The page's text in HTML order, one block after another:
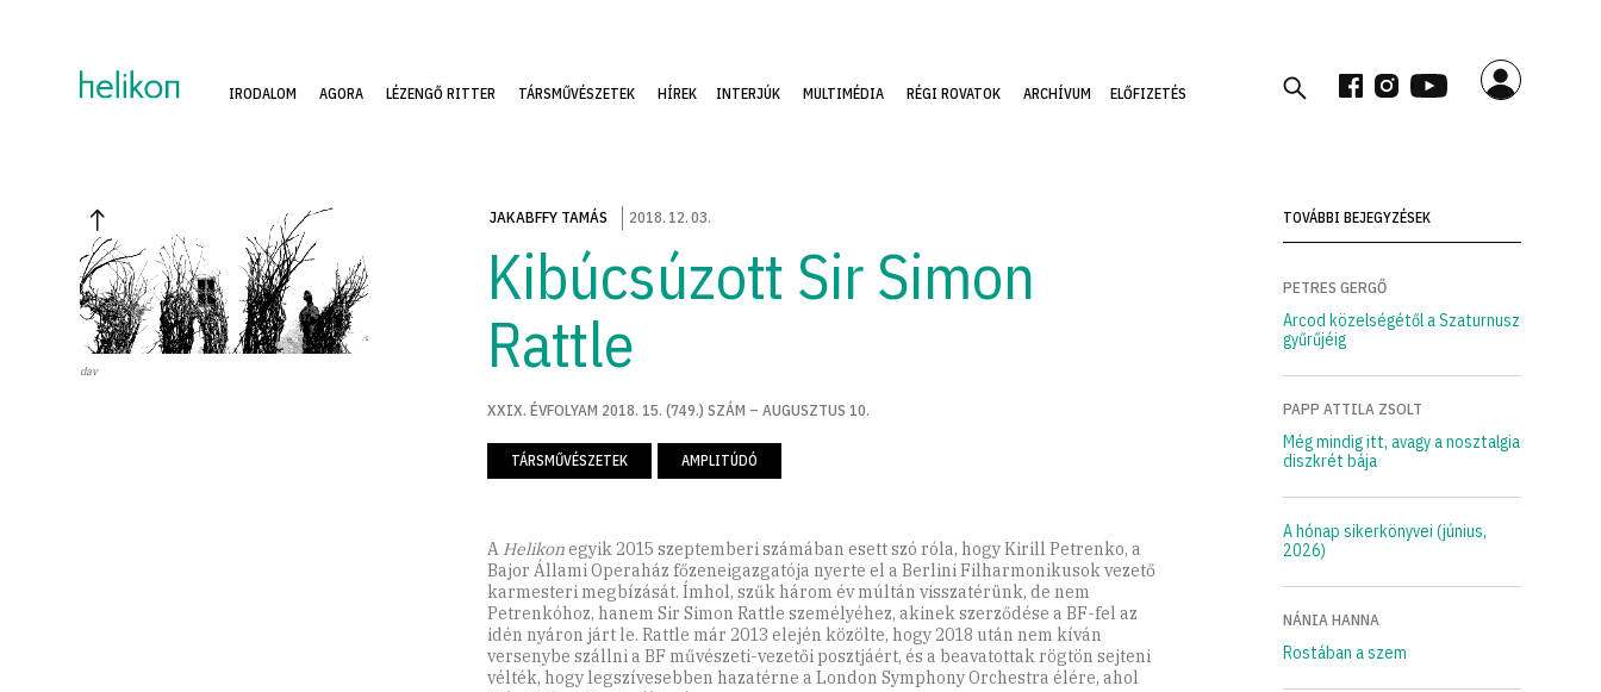
IRODALOM AGORA LÉZENGŐ RITTER TÁRSMŰVÉSZETEK HÍREK INTERJÚK MULTIMÉDIA RÉGI ROVATOK ARCHÍVUM ELŐFIZETÉS
dav
JAKABFFY TAMÁS 2018. 12.03.
Kibúcsúzott Sir Simon
Rattle
XXIX. ÉVFOLYAM 2018. 15. (749.) SZÁM – AUGUSZTUS 10.
TÁRSMŰVÉSZETEK AMPLITÚDÓ
A Helikonegyik 2015 szeptemberi számában esett szó róla, hogy Kirill Petrenko, a
Bajor Állami Operaház főzeneigazgatója nyerte el a Berlini Filharmonikusok vezető
karmesteri megbízását. Ímhol, szűk három év múltán visszatérünk, de nem
Petrenkóhoz, hanem Sir Simon Rattle személyéhez, akinek szerződése a BF-fel az
idén nyáron járt le. Rattle már 2013 elején közölte, hogy 2018 után nem kíván
versenybe szállni a BF művészeti-vezetői posztjáért, és a beavatottak rögtön sejteni
vélték, hogy legszívesebben hazatérne a London Symphony Orchestra élére, ahol
TOVÁBBI BEJEGYZÉSEK
PETRES GERGŐ
Arcod közelségétől a Szaturnusz
gyűrűjéig
PAPP ATTILA ZSOLT
Még mindig itt, avagy a nosztalgia
diszkrét bája
A hónap sikerkönyvei (június,
2026)
NÁNIA HANNA
Rostában a szem